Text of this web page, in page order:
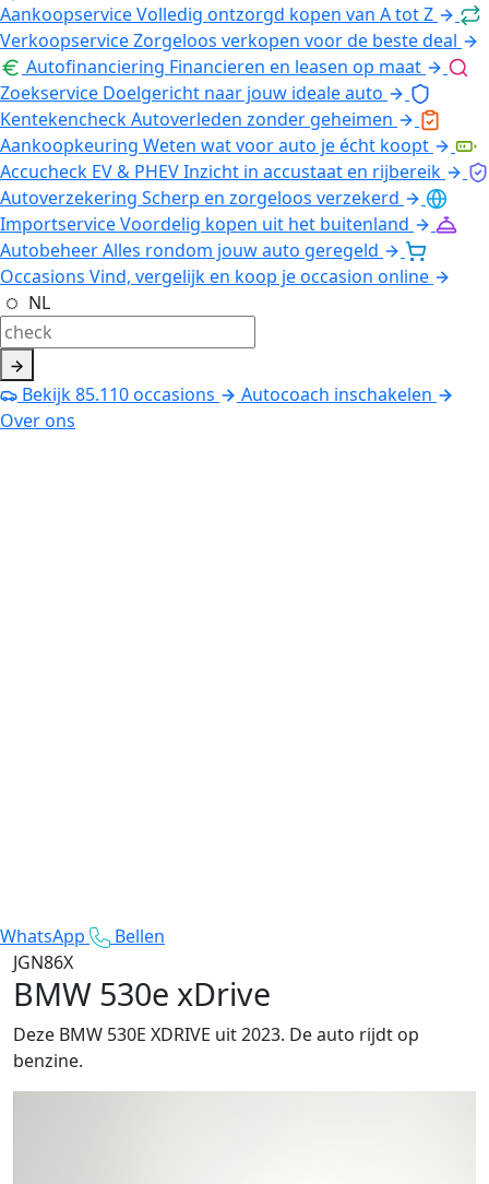
AankoopserviceVolledig ontzorgd kopen van A tot Z
VerkoopserviceZorgeloos verkopen voor de beste deal
Autofinanciering Financieren en leasen op maat
Zoekservice Doelgericht naar jouw ideale auto
KentekencheckAutoverleden zonder geheimen
Aankoopkeuring Weten wat voor auto je écht koopt
Accucheck EV & PHEVInzicht in accustaat en rijbereik
Autoverzekering Scherp en zorgeloos verzekerd
ImportserviceVoordelig kopen uit het buitenland
AutobeheerAlles rondom jouw auto geregeld
Occasions Vind, vergelijk en koop je occasion online
NL
Bekijk85.110occasions
Autocoach inschakelen
Over ons
WhatsApp
Bellen
JGN86X
BMW 530e xDrive
Deze BMW 530E XDRIVE uit 2023. De auto rijdt op
benzine.